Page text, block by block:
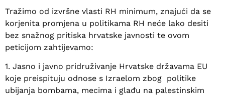
Tražimo od izvršne vlasti RH minimum, znajući da se
korjenita promjena u politikama RH neće lako desiti
bez snažnog pritiska hrvatske javnosti te ovom
peticijom zahtijevamo:
1. Jasno i javno pridruživanje Hrvatske državama EU
koje preispituju odnose s Izraelom zbog politike
ubijanja bombama, mecima i glađu na palestinskim